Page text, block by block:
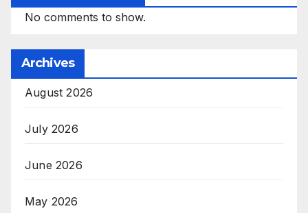
No comments to show.
Archives
August 2026
July 2026
June 2026
May 2026